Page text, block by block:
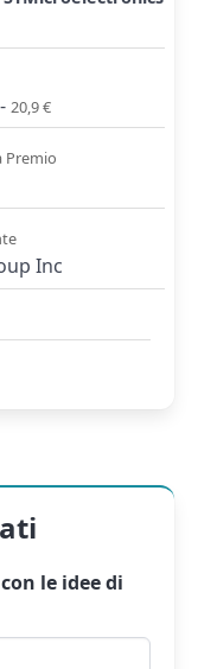
- 20,9 €
Premio
Inc
con le idee di